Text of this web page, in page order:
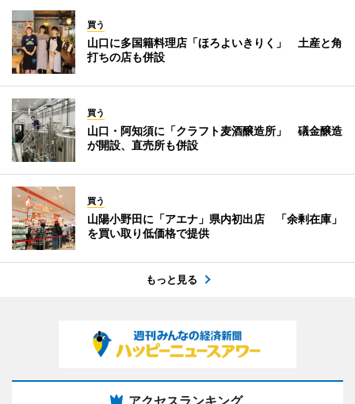
買う
山口に多国籍料理店「ほろよいきりく」 土産と角
打ちの店も併設
買う
山口・阿知須に「クラフト麦酒醸造所」 礒金醸造
が開設、直売所も併設
買う
山陽小野田に「アエナ」県内初出店 「余剰在庫」
を買い取り低価格で提供
もっと見る
アクセスランキング